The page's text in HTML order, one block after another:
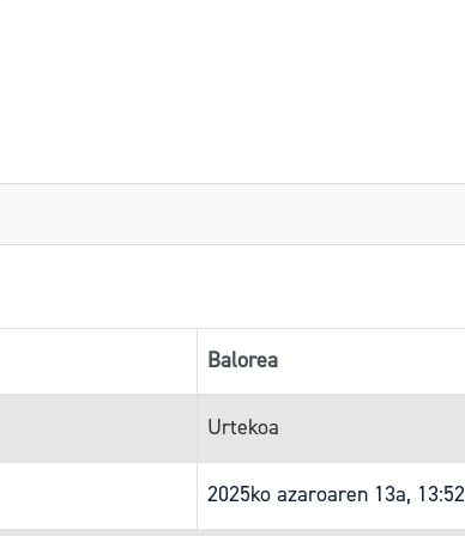
Balorea
Urtekoa
2025ko azaroaren 13a,